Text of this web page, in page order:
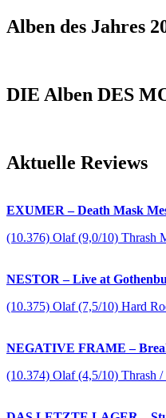
Alben des Jahres
DIE Alben DES
Aktuelle Reviews
EXUMER – Death Mask
(10.376) Olaf (9,0/10) Thrash
NESTOR – Live at
(10.375) Olaf (7,5/10) Hard
NEGATIVE FRAME –
(10.374) Olaf (4,5/10) Thrash